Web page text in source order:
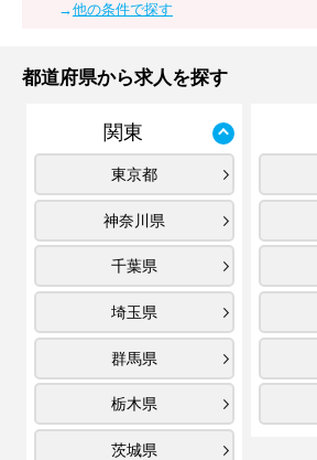
→他の条件で探す
都道府県から求人を探す
関東
東京都
神奈川県
千葉県
埼玉県
群馬県
栃木県
茨城県